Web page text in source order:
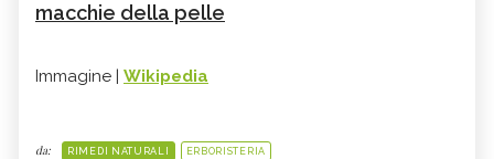
macchie della pelle
Immagine | Wikipedia
da: RIMEDI NATURALI ERBORISTERIA